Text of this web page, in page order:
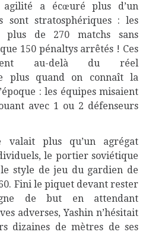
a écœuré plus d’un
sont stratosphériques : les
plus de 270 matchs sans
150 pénaltys arrêtés ! Ces
au-delà du réel
plus quand on connaît la
: les équipes misaient
avec 1 ou 2 défenseurs
valait plus qu’un agrégat
le portier soviétique
style de jeu du gardien de
Fini le piquet devant rester
de but en attendant
adverses, Yashin n’hésitait
dizaines de mètres de ses